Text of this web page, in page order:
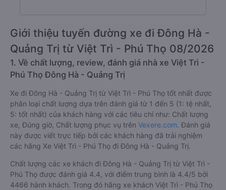
Giới thiệu tuyến đường xe đi Đông Hà -
Quảng Trị từ Việt Trì - Phú Thọ 08/2026
1. Về chất lượng, review, đánh giá nhà xe Việt Trì -
Phú Thọ Đông Hà - Quảng Trị
Xe đi Đông Hà - Quảng Trị từ Việt Trì - Phú Thọ tốt nhất được
phân loại chất lượng dựa trên đánh giá từ 1 đến 5 (1: tệ nhất,
5: tốt nhất) của khách hàng với các tiêu chí như: Chất lượng
xe, Đúng giờ, Chất lượng phục vụ trên Vexere.com. Đánh giá
này được viết trực tiếp bởi các khách hàng đã trải nghiệm
các hãng Xe Việt Trì - Phú Thọ đi Đông Hà - Quảng Trị.
Chất lượng các xe khách đi Đông Hà - Quảng Trị từ Việt Trì -
Phú Thọ được đánh giá 4.4, với điểm trung bình là 4.4/5 bởi
4466 hành khách. Trong đó hãng xe khách Việt Trì - Phú Thọ